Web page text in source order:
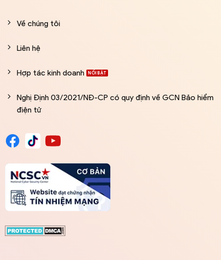
Về chúng tôi
Liên hệ
Hợp tác kinh doanh
Nghị Định 03/2021/NĐ-CP có quy định về GCN Bảo hiểm
điện tử